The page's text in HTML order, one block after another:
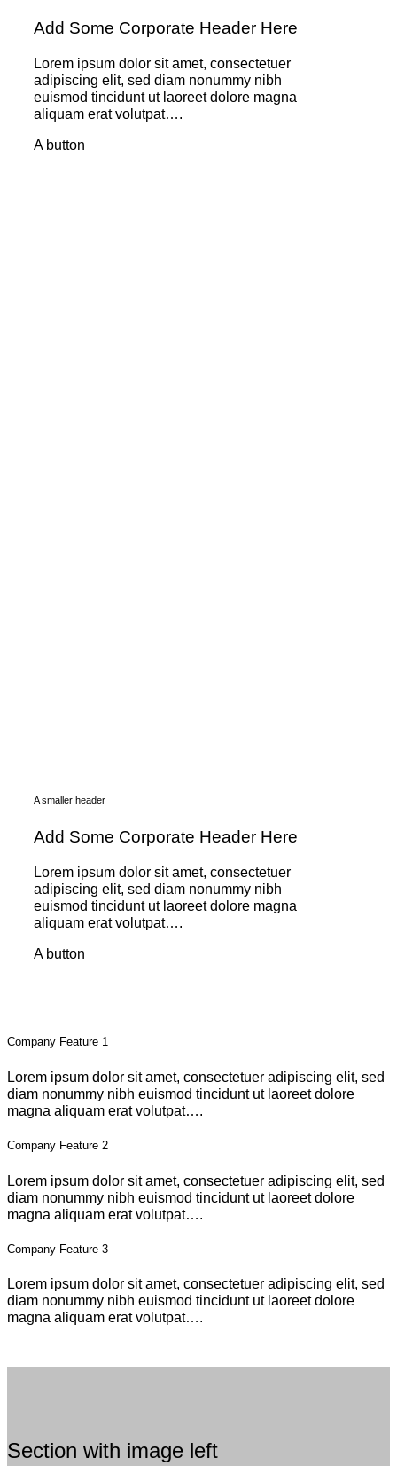
Add Some Corporate Header Here
Lorem ipsum dolor sit amet, consectetuer
adipiscing elit, sed diam nonummy nibh
euismod tincidunt ut laoreet dolore magna
aliquam erat volutpat….
A button
A smaller header
Add Some Corporate Header Here
Lorem ipsum dolor sit amet, consectetuer
adipiscing elit, sed diam nonummy nibh
euismod tincidunt ut laoreet dolore magna
aliquam erat volutpat….
A button
Company Feature 1
Lorem ipsum dolor sit amet, consectetuer adipiscing elit, sed
diam nonummy nibh euismod tincidunt ut laoreet dolore
magna aliquam erat volutpat….
Company Feature 2
Lorem ipsum dolor sit amet, consectetuer adipiscing elit, sed
diam nonummy nibh euismod tincidunt ut laoreet dolore
magna aliquam erat volutpat….
Company Feature 3
Lorem ipsum dolor sit amet, consectetuer adipiscing elit, sed
diam nonummy nibh euismod tincidunt ut laoreet dolore
magna aliquam erat volutpat….
Section with image left